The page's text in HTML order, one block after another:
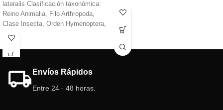
lateralis Clasificación taxonómica:
Reino Animalia, Filo Arthropoda,
Clase Insecta, Orden Hymenoptera,
Familia Formicidae, Subfamilia
Envíos Rápidos
Entre 24 - 48 horas.